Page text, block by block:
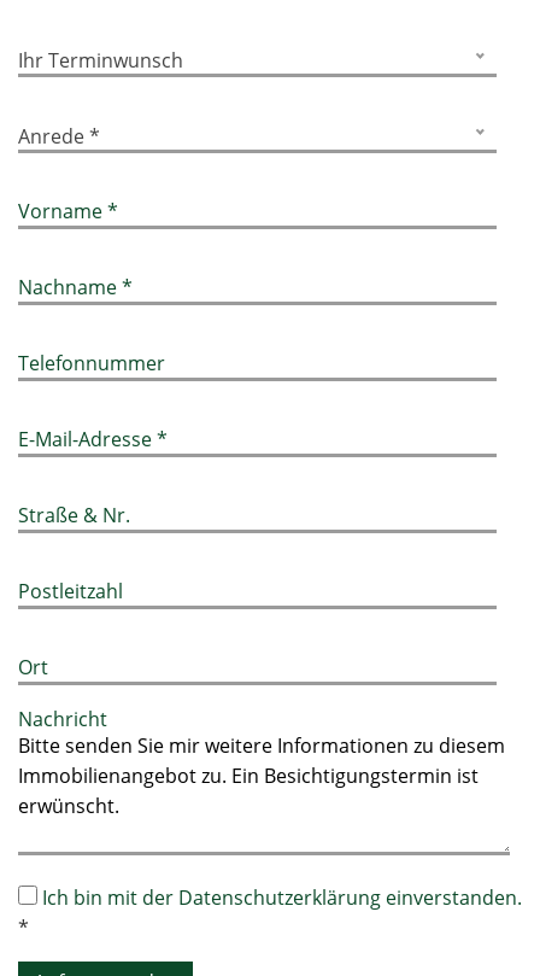
Ihr Terminwunsch
Anrede *
Vorname *
Nachname *
Telefonnummer
E-Mail-Adresse *
Straße & Nr.
Postleitzahl
Ort
Nachricht
Ich bin mit der Datenschutzerklärung einverstanden.
*